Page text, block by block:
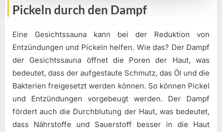
Pickeln durch den Dampf
Eine Gesichtssauna kann bei der Reduktion von
Entzündungen und Pickeln helfen. Wie das? Der Dampf
der Gesichtssauna öffnet die Poren der Haut, was
bedeutet, dass der aufgestaute Schmutz, das Öl und die
Bakterien freigesetzt werden können. So können Pickel
und Entzündungen vorgebeugt werden. Der Dampf
fördert auch die Durchblutung der Haut, was bedeutet,
dass Nährstoffe und Sauerstoff besser in die Haut